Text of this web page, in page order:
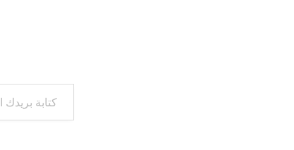
كتابة بريدك الإلكتروني...